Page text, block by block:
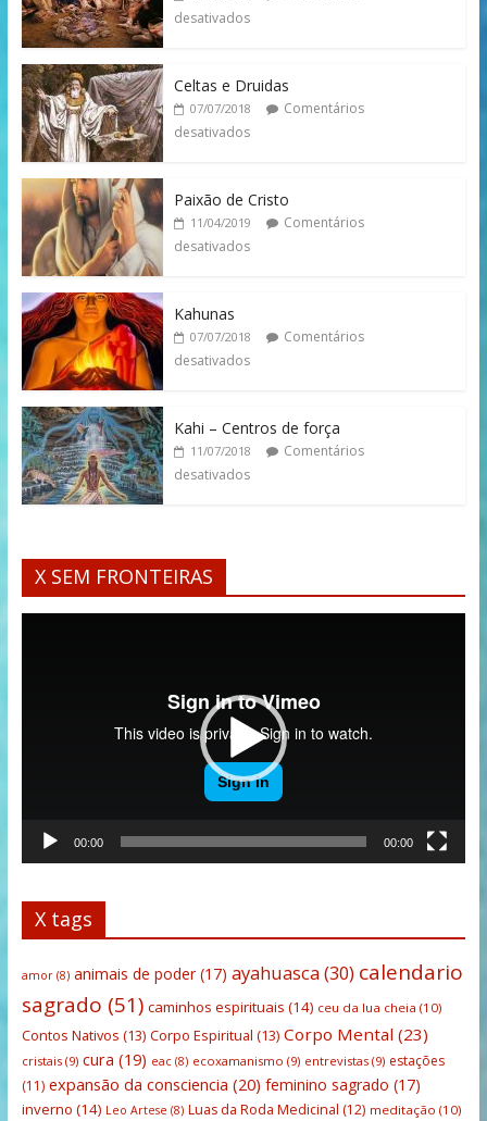
desativados
Celtas e Druidas
07/07/2018
Comentários
desativados
Paixão de Cristo
11/04/2019
Comentários
desativados
Kahunas
07/07/2018
Comentários
desativados
Kahi – Centros de força
11/07/2018
Comentários
desativados
X SEM FRONTEIRAS
00:00 00:00
X tags
amor(8) animais de poder(17) ayahuasca(30) calendario
sagrado (51) caminhos espirituais (14) ceu da lua cheia (10)
Contos Nativos (13) Corpo Espiritual (13) Corpo Mental (23)
cristais(9) cura (19) eac(8) ecoxamanismo (9) entrevistas(9) estações
(11) expansão da consciencia (20) feminino sagrado (17)
inverno (14) Leo Artese (8) Luas da Roda Medicinal (12) meditação (10)